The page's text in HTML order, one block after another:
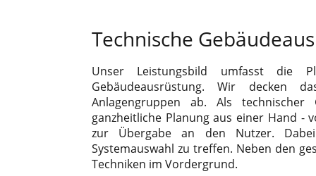
Technische
Unser Leistungsbild umfasst die
Gebäudeausrüstung. Wir decken
Anlagengruppen ab. Als
ganzheitliche Planung aus einer Hand -
zur Übergabe an den Nutzer.
Systemauswahl zu treffen. Neben den
Techniken im Vordergrund.